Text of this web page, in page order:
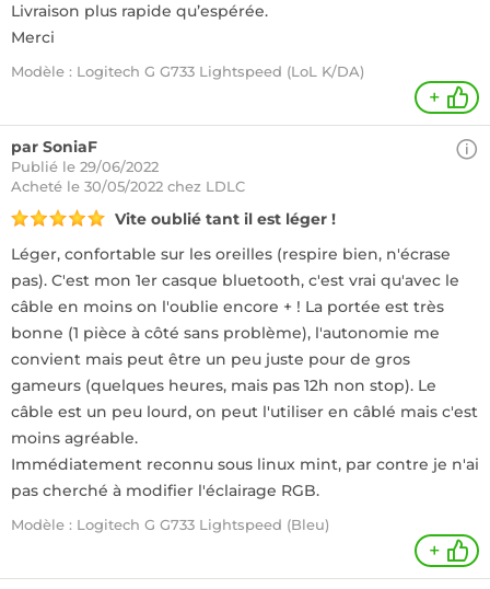
Livraison plus rapide qu’espérée.
Merci
Modèle : Logitech G G733 Lightspeed (LoL K/DA)
+
par SoniaF
Publié le 29/06/2022
Acheté le 30/05/2022 chez LDLC
Vite oublié tant il est léger !
Léger, confortable sur les oreilles (respire bien, n'écrase
pas). C'est mon 1er casque bluetooth, c'est vrai qu'avec le
câble en moins on l'oublie encore + ! La portée est très
bonne (1 pièce à côté sans problème), l'autonomie me
convient mais peut être un peu juste pour de gros
gameurs (quelques heures, mais pas 12h non stop). Le
câble est un peu lourd, on peut l'utiliser en câblé mais c'est
moins agréable.
Immédiatement reconnu sous linux mint, par contre je n'ai
pas cherché à modifier l'éclairage RGB.
Modèle : Logitech G G733 Lightspeed (Bleu)
+